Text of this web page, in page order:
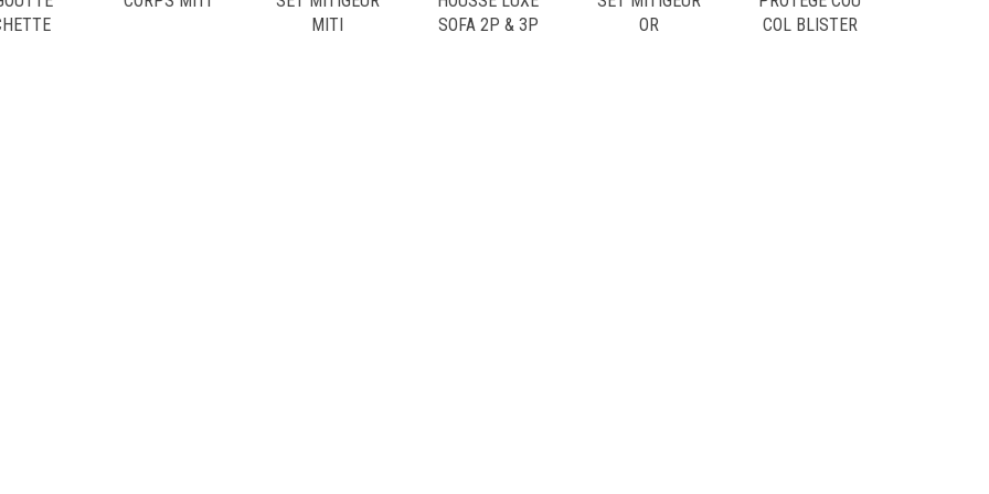
MITI
SOFA 2P & 3P
OR
COL BLISTER